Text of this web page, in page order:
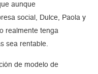
aunque
social, Dulce, Paola y
realmente tenga
sea rentable.
de modelo de